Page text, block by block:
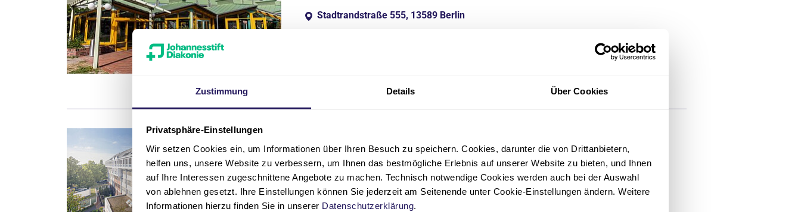
Zustimmung Details Über Cookies
Privatsphäre-Einstellungen
Wir setzen Cookies ein, um Informationen über Ihren Besuch zu speichern. Cookies, darunter die von Drittanbietern,
helfen uns, unsere Website zu verbessern, um Ihnen das bestmögliche Erlebnis auf unserer Website zu bieten, und Ihnen
auf Ihre Interessen zugeschnittene Angebote zu machen. Technisch notwendige Cookies werden auch bei der Auswahl
von ablehnen gesetzt. Ihre Einstellungen können Sie jederzeit am Seitenende unter Cookie-Einstellungen ändern. Weitere
Informationen hierzu finden Sie in unserer Datenschutzerklärung.
Stadtrandstraße 555, 13589 Berlin
waldkrankenhaus(at)jsd.de
Martin Luther Krankenhaus
Caspar-Theyß-Straße 27-31, 14193 Berlin